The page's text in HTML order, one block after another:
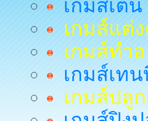
เกมส์เต้น
เกมส์แต่
เกมส์ทำ
เกมส์เทน
เกมส์ปลู